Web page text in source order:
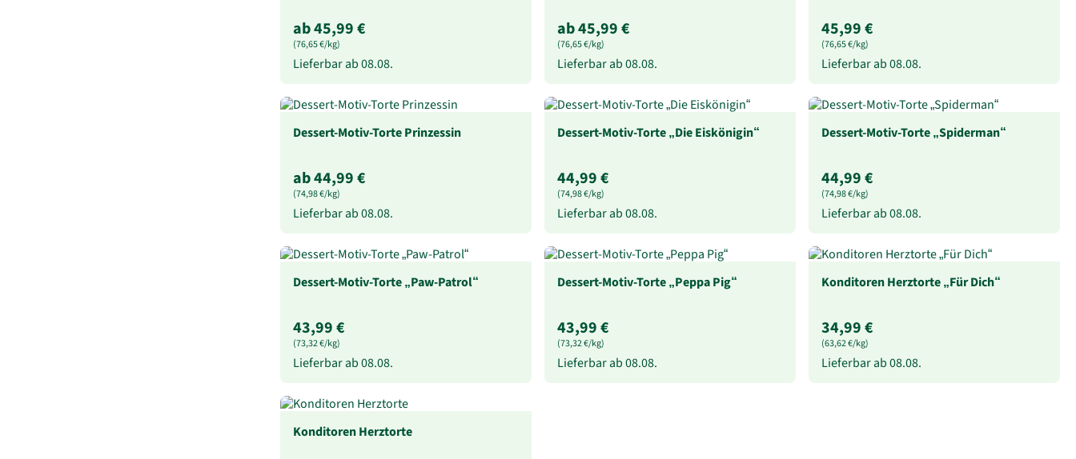
ab 45,99 €
(76,65 €/kg)
Lieferbar ab08.08.
ab 45,99 €
(76,65 €/kg)
Lieferbar ab08.08.
45,99 €
(76,65 €/kg)
Lieferbar ab08.08.
Dessert-Motiv-Torte Prinzessin
ab 44,99 €
(74,98 €/kg)
Lieferbar ab08.08.
Dessert-Motiv-Torte „Die Eiskönigin“
44,99 €
(74,98 €/kg)
Lieferbar ab08.08.
Dessert-Motiv-Torte „Spiderman“
44,99 €
(74,98 €/kg)
Lieferbar ab08.08.
Dessert-Motiv-Torte „Paw-Patrol“
43,99 €
(73,32 €/kg)
Lieferbar ab08.08.
Dessert-Motiv-Torte „Peppa Pig“
43,99 €
(73,32 €/kg)
Lieferbar ab08.08.
Konditoren Herztorte „Für Dich“
34,99 €
(63,62 €/kg)
Lieferbar ab08.08.
Konditoren Herztorte